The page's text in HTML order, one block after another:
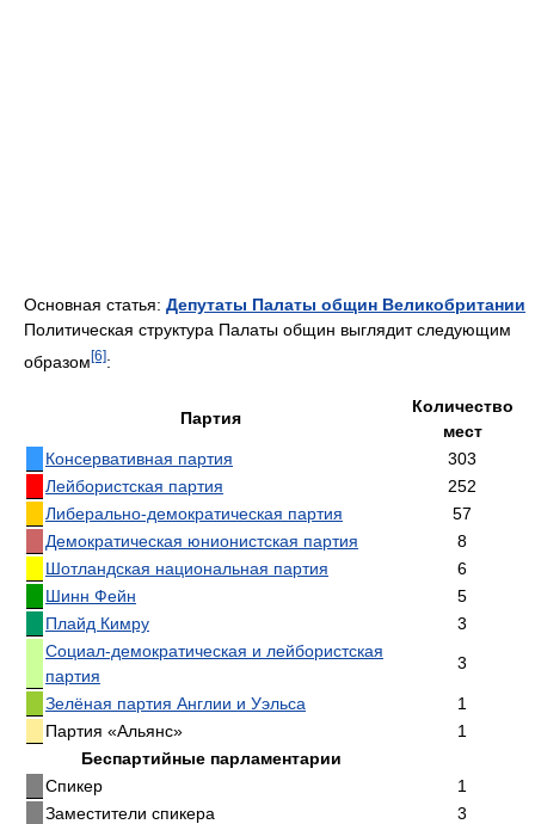
Основная статья: Депутаты Палаты общин Великобритании
Политическая структура Палаты общин выглядит следующим
образом[6]:
Партия
Количество
мест
Консервативная партия
303
Лейбористская партия
252
Либерально-демократическая партия
57
Демократическая юнионистская партия
8
Шотландская национальная партия
6
Шинн Фейн
5
Плайд Кимру
3
Социал-демократическая и лейбористская
партия
3
Зелёная партия Англии и Уэльса
1
Партия «Альянс»
1
Беспартийные парламентарии
Спикер
1
Заместители спикера
3